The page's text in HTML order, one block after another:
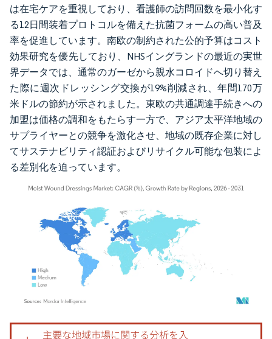
は在宅ケアを重視しており、看護師の訪問回数を最小化す
る12日間装着プロトコルを備えた抗菌フォームの高い普及
率を促進しています。南欧の制約された公的予算はコスト
効果研究を優先しており、NHSイングランドの最近の実世
界データでは、通常のガーゼから親水コロイドへ切り替え
た際に週次ドレッシング交換が19%削減され、年間170万
米ドルの節約が示されました。東欧の共通調達手続きへの
加盟は価格の調和をもたらす一方で、アジア太平洋地域の
サプライヤーとの競争を激化させ、地域の既存企業に対し
てサステナビリティ認証およびリサイクル可能な包装によ
る差別化を迫っています。
画像 © Mordor Intelligence。再利用にはCC BY 4.0の表示が必要です。